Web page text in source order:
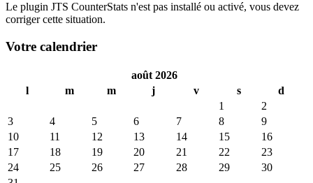
Le plugin JTS CounterStats n'est pas installé ou activé, vous devez
corriger cette situation.
Votre calendrier
août 2026
l
m m j v s
d
1
2
3
4 5 6 7 8
9
10
11 12 13 14 15
16
17
18 19 20 21 22
23
24
25 26 27 28 29
30